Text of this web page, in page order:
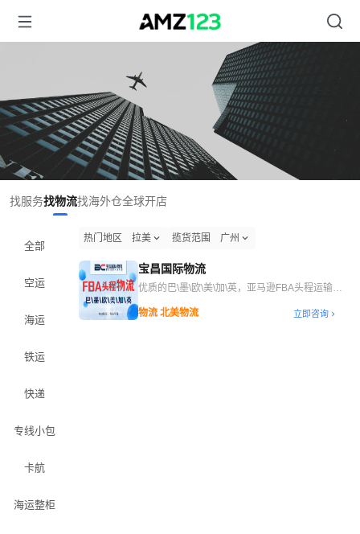
找服务找物流找海外仓全球开店
全部
空运
海运
铁运
快递
专线小包
卡航
海运整柜
热门地区 拉美 揽货范围 广州
宝昌国际物流
优质的巴\墨\欧\美\加\英，亚马逊FBA头程运输服
物流 北美物流
立即咨询